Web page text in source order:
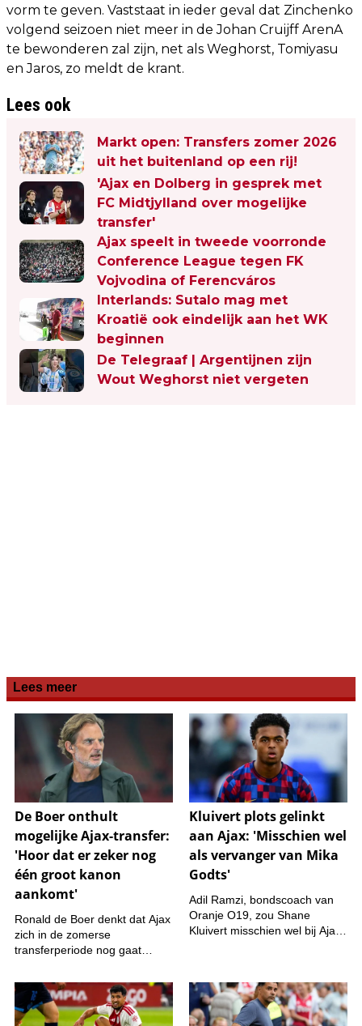
vorm te geven. Vaststaat in ieder geval dat Zinchenko
volgend seizoen niet meer in de Johan Cruijff ArenA
te bewonderen zal zijn, net als Weghorst, Tomiyasu
en Jaros, zo meldt de krant.
Lees ook
Markt open: Transfers zomer 2026
uit het buitenland op een rij!
'Ajax en Dolberg in gesprek met
FC Midtjylland over mogelijke
transfer'
Ajax speelt in tweede voorronde
Conference League tegen FK
Vojvodina of Ferencváros
Interlands: Sutalo mag met
Kroatië ook eindelijk aan het WK
beginnen
De Telegraaf | Argentijnen zijn
Wout Weghorst niet vergeten